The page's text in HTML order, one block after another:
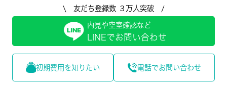
\ 友だち登録数 ３万人突破 /
内見や空室確認など
LINEでお問い合わせ
初期費用を知りたい 電話でお問い合わせ